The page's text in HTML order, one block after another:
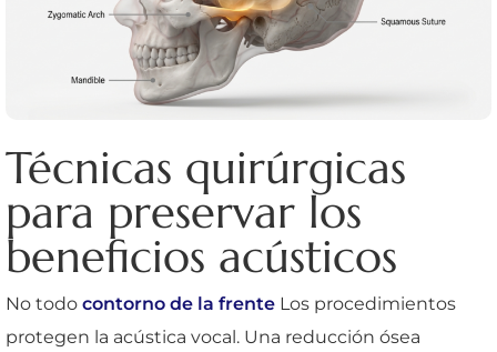
Técnicas quirúrgicas
para preservar los
beneficios acústicos
No todo contorno de la frente Los procedimientos
protegen la acústica vocal. Una reducción ósea